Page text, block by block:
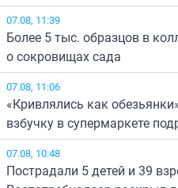
07.08, 11:39
Более 5 тыс. образцов в
о сокровищах сада
07.08, 11:06
«Кривлялись как
взбучку в супермаркете
07.08, 10:48
Пострадали 5 детей и 39